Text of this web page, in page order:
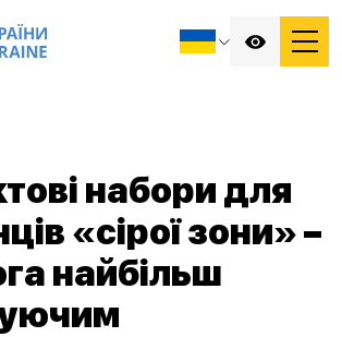
набори для
«сірої зони» –
найбільш